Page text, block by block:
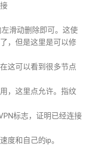
滑动删除即可。这使
，但是这里是可以修
这可以看到很多节点
，这里点允许。指纹
标志，证明已经连接
度和自己的ip。